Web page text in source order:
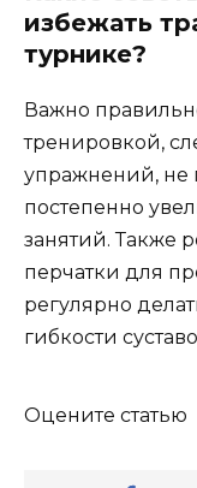
избежать
турнике?
Важно
тренировкой,
упражнений,
постепенно
занятий. Также
перчатки для
регулярно
гибкости
Оцените статью